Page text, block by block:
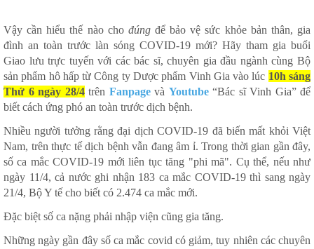
Vậy cần hiểu thế nào cho đúngđể bảo vệ sức khỏe bản thân, gia
đình an toàn trước làn sóng COVID-19 mới? Hãy tham gia buổi
Giao lưu trực tuyến với các bác sĩ, chuyên gia đầu ngành cùng Bộ
sản phẩm hô hấp từ Công ty Dược phẩm Vinh Gia vào lúc 10h sáng
Thứ 6 ngày 28/4trên Fanpagevà Youtube“Bác sĩ Vinh Gia” để
biết cách ứng phó an toàn trước dịch bệnh.
Nhiều người tưởng rằng đại dịch COVID-19 đã biến mất khỏi Việt
Nam, trên thực tế dịch bệnh vẫn đang âm ỉ. Trong thời gian gần đây,
số ca mắc COVID-19 mới liên tục tăng "phi mã". Cụ thể, nếu như
ngày 11/4, cả nước ghi nhận 183 ca mắc COVID-19 thì sang ngày
21/4, Bộ Y tế cho biết có 2.474 ca mắc mới.
Đặc biệt số ca nặng phải nhập viện cũng gia tăng.
Những ngày gần đây số ca mắc covid có giảm, tuy nhiên các chuyên